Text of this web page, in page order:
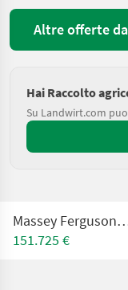
Altre offerte
Hai Raccolto
Su Landwirt.com
Massey Ferguson
151.725 €